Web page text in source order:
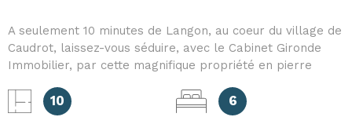
A seulement 10 minutes de Langon, au coeur du village de
Caudrot, laissez-vous séduire, avec le Cabinet Gironde
Immobilier, par cette magnifique propriété en pierre
moderne. Idéalement située, elle bénéficie d'un accès
immédiat aux commerces, à la gare et aux écoles, mais
10 6